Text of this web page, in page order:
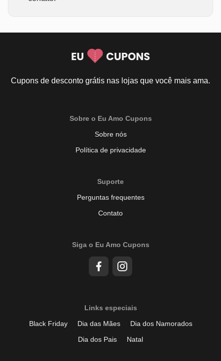
Cupons de desconto grátis nas lojas que você mais ama.
Sobre o Eu Amo Cupons
Sobre nós
Política de privacidade
Suporte
Perguntas frequentes
Contato
Siga o Eu Amo Cupons
Links especiais
Black Friday
Dia das Mães
Dia dos Namorados
Dia dos Pais
Natal